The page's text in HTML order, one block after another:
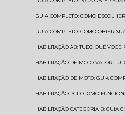
GUIA COMPLETO: COMO
GUIA COMPLETO: COMO OBTER
HABILITAÇÃO AB: TUDO QUE VOCÊ
HABILITAÇÃO DE MOTO VALOR:
HABILITAÇÃO DE MOTO: GUIA
HABILITAÇÃO PCD: COMO
HABILITAÇÃO CATEGORIA B: GUIA